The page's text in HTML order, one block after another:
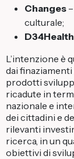
Changes
culturale;
D34Health
L’intenzione è
dai
prodotti
ricadute in
nazionale e
dei cittadini e
rilevanti
ricerca, in un
obiettivi di